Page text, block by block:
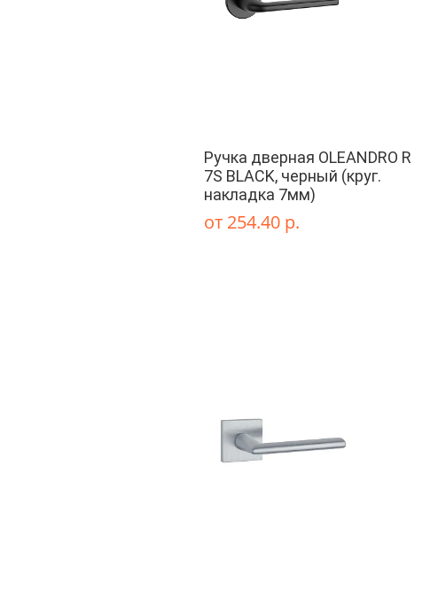
Ручка дверная OLEANDRO R
7S BLACK, черный (круг.
накладка 7мм)
от 254.40 р.